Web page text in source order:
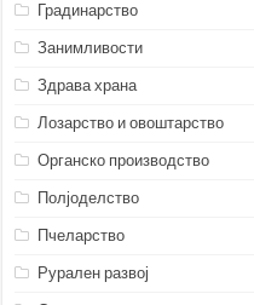
Градинарство
Занимливости
Здрава храна
Лозарство и овоштарство
Органско производство
Полјоделство
Пчеларство
Рурален развој